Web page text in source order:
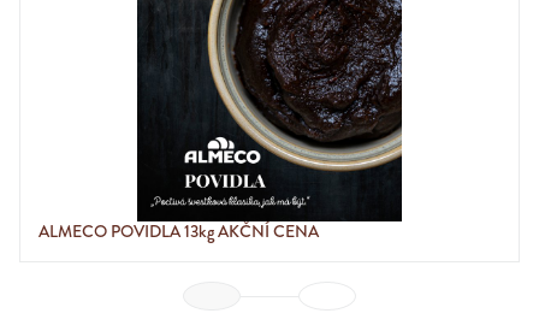
ALMECO POVIDLA 13kg AKČNÍ CENA